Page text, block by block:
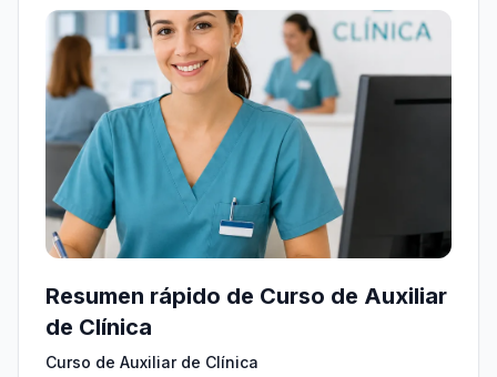
Resumen rápido de Curso de Auxiliar
de Clínica
Curso de Auxiliar de Clínica